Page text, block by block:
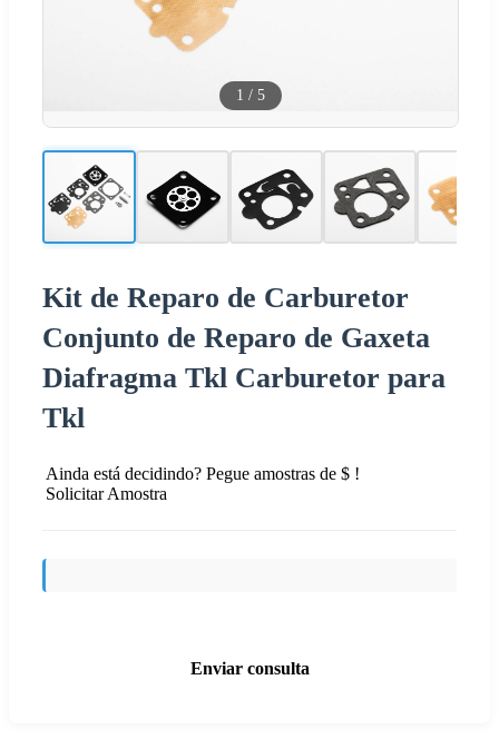
1 / 5
Kit de Reparo de Carburetor
Conjunto de Reparo de Gaxeta
Diafragma Tkl Carburetor para
Tkl
Ainda está decidindo? Pegue amostras de $ !
Solicitar Amostra
Enviar consulta